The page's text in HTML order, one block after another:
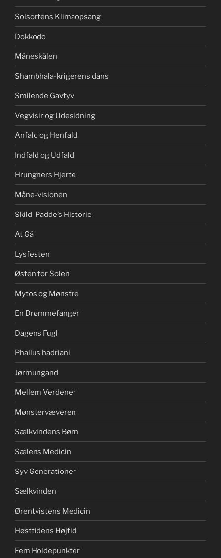
Solsortens Klimaopsang
Dokkōdō
Måneskålen
Shambhala-krigerens dans
Smilende Gavtyv
Vegvisir og Udesidning
Anfald og Henfald
Indfald og Udfald
Hrungners Hjerte
Måne-visionen
Skild-Padde’s Historie
At Gå
Lysfesten
Østen for Solen
Mytos og Mønstre
En Drømmefanger
Dagens Fugl
Phallus hadriani
Jørmungand
Mellem Verdener
Mønstervæveren
Sælkvindens Børn
Sælens Medicin
Syv Generationer
Sælkvinden
Ørentvistens Medicin
Høsttidens Højtid
Fem Holdepunkter